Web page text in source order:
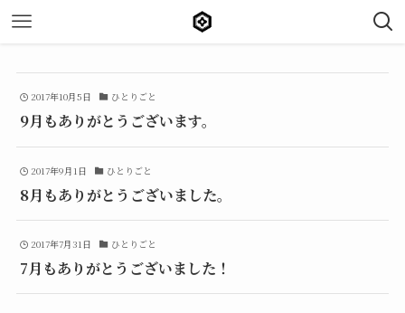
2017年10月5日 ひとりごと
9月もありがとうございます。
2017年9月1日 ひとりごと
8月もありがとうございました。
2017年7月31日 ひとりごと
7月もありがとうございました！